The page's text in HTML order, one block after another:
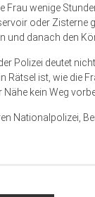
Frau wenige
oder
und danach den
Polizei deutet
Rätsel ist, wie die
Nähe kein Weg
Nationalpolizei,